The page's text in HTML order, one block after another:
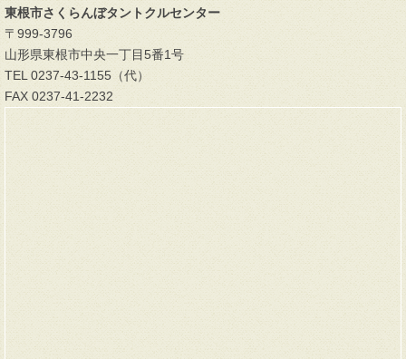
東根市さくらんぼタントクルセンター
〒999-3796
山形県東根市中央一丁目5番1号
TEL 0237-43-1155（代）
FAX 0237-41-2232